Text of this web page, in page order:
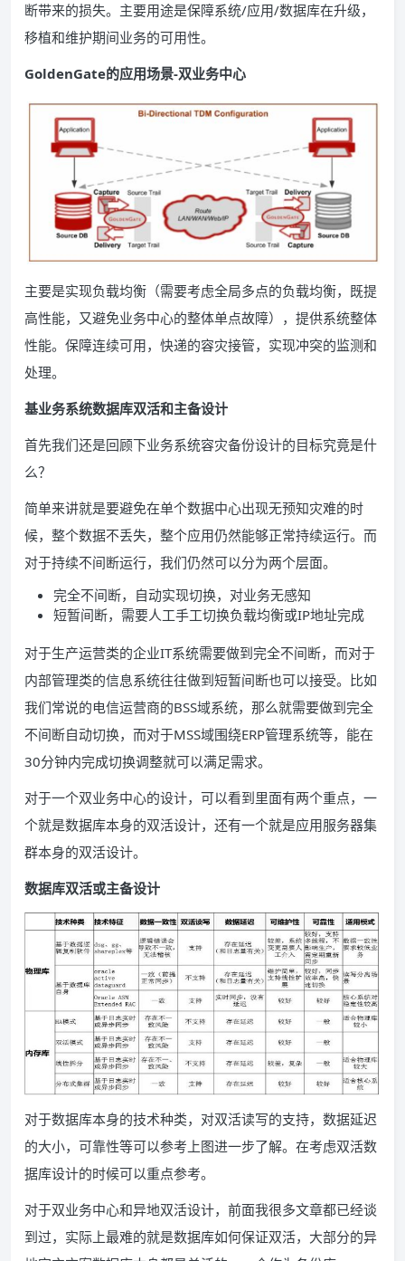
断带来的损失。主要用途是保障系统/应用/数据库在升级，
移植和维护期间业务的可用性。
GoldenGate的应用场景-双业务中心
主要是实现负载均衡（需要考虑全局多点的负载均衡，既提
高性能，又避免业务中心的整体单点故障），提供系统整体
性能。保障连续可用，快递的容灾接管，实现冲突的监测和
处理。
基业务系统数据库双活和主备设计
首先我们还是回顾下业务系统容灾备份设计的目标究竟是什
么？
简单来讲就是要避免在单个数据中心出现无预知灾难的时
候，整个数据不丢失，整个应用仍然能够正常持续运行。而
对于持续不间断运行，我们仍然可以分为两个层面。
完全不间断，自动实现切换，对业务无感知
短暂间断，需要人工手工切换负载均衡或IP地址完成
对于生产运营类的企业IT系统需要做到完全不间断，而对于
内部管理类的信息系统往往做到短暂间断也可以接受。比如
我们常说的电信运营商的BSS域系统，那么就需要做到完全
不间断自动切换，而对于MSS域围绕ERP管理系统等，能在
30分钟内完成切换调整就可以满足需求。
对于一个双业务中心的设计，可以看到里面有两个重点，一
个就是数据库本身的双活设计，还有一个就是应用服务器集
群本身的双活设计。
数据库双活或主备设计
对于数据库本身的技术种类，对双活读写的支持，数据延迟
的大小，可靠性等可以参考上图进一步了解。在考虑双活数
据库设计的时候可以重点参考。
对于双业务中心和异地双活设计，前面我很多文章都已经谈
到过，实际上最难的就是数据库如何保证双活，大部分的异